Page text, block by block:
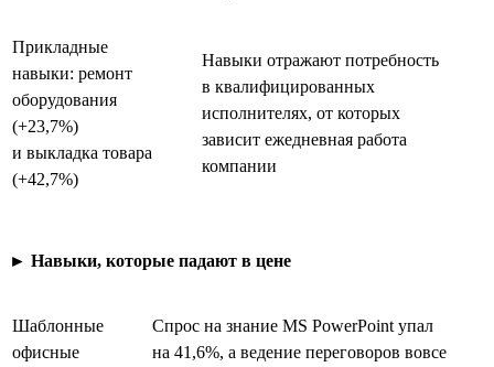
Прикладные
навыки: ремонт
оборудования
(+23,7%)
и выкладка товара
(+42,7%)
Навыки отражают потребность
в квалифицированных
исполнителях, от которых
зависит ежедневная работа
компании
► Навыки, которые падают в цене
Шаблонные
офисные
Спрос на знание MS PowerPoint упал
на 41,6%, а ведение переговоров вовсе